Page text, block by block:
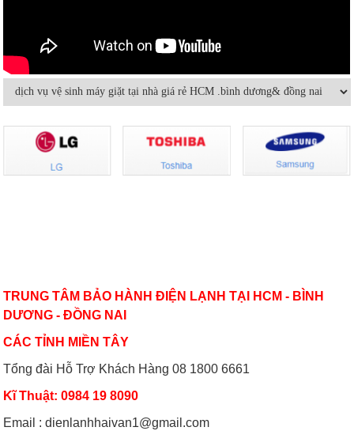
Bảo dưỡng điều hoà và những điều
Có nên bật/tắt máy lạnh liên tục để
Hướng dẫn sử dụng điều hòa đúng
TRUNG TÂM BẢO HÀNH ĐIỆN LẠNH TẠI HCM - BÌNH
DƯƠNG - ĐỒNG NAI
CÁC TỈNH MIỀN TÂY
Tổng đài Hỗ Trợ Khách Hàng 08 1800 6661
Kĩ Thuật: 0984 19 8090
Email : dienlanhhaivan1@gmail.com